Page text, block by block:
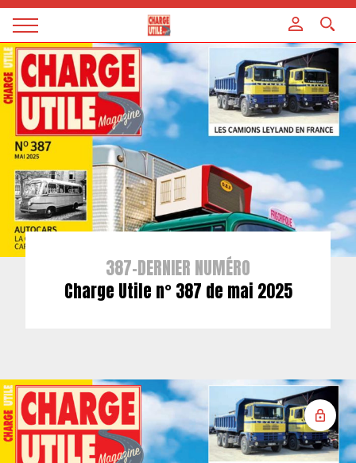
Magazine
Charge
utile
387-DERNIER NUMÉRO
Charge Utile n° 387 de mai 2025
Panneau de gestion des cookies